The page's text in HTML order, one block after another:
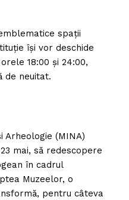
spaţii
îşi vor deschide
18:00 şi 24:00,
de neuitat.
Arheologie (MINA)
mai, să redescopere
în cadrul
Muzeelor, o
pentru câteva